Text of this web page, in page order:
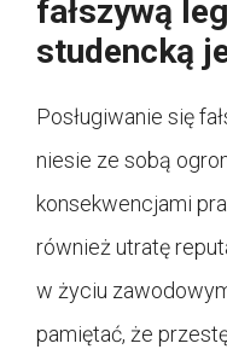
fałszywą
studencką
Posługiwanie się
niesie ze sobą
konsekwencjami
również utratę
w życiu
pamiętać, że